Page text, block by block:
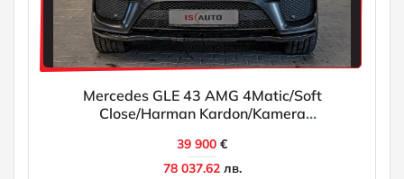
Mercedes GLE 43 AMG 4Matic/Soft
Close/Harman Kardon/Kamera
39 900 €
78 037.62лв.